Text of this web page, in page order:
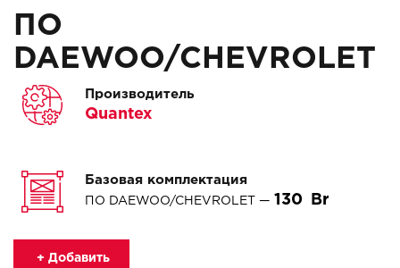
ПО
DAEWOO/CHEVROLET
Производитель
Quantex
Базовая комплектация
ПО DAEWOO/CHEVROLET — 130
+ Добавить